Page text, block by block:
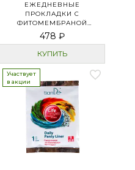
ЕЖЕДНЕВНЫЕ
ПРОКЛАДКИ С
ФИТОМЕМБРАНОЙ
«ЭНЕРГИИ ТРАВ»
478 ₽
КУПИТЬ
Участвует
в акции